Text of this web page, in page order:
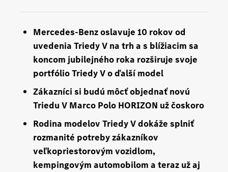
Mercedes-Benz oslavuje 10 rokov od
uvedenia Triedy V na trh a s blížiacim sa
koncom jubilejného roka rozširuje svoje
portfólio Triedy V o ďalší model
Zákazníci si budú môcť objednať novú
Triedu V Marco Polo HORIZON už čoskoro
Rodina modelov Triedy V dokáže splniť
rozmanité potreby zákazníkov
veľkopriestorovým vozidlom,
kempingovým automobilom a teraz už aj